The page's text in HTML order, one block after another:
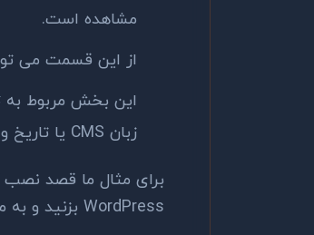
مشاهده است.
از این قسمت می
زبان CMS یا تاریخ و ساعت آن را از این قسمت تغییر دهید.
WordPress بزنید و به مرحله بعد برای نصب بروید.